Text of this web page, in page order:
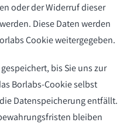
oder der Widerruf dieser
Diese Daten werden
Cookie weitergegeben.
bis Sie uns zur
Borlabs-Cookie selbst
Datenspeicherung entfällt.
bleiben